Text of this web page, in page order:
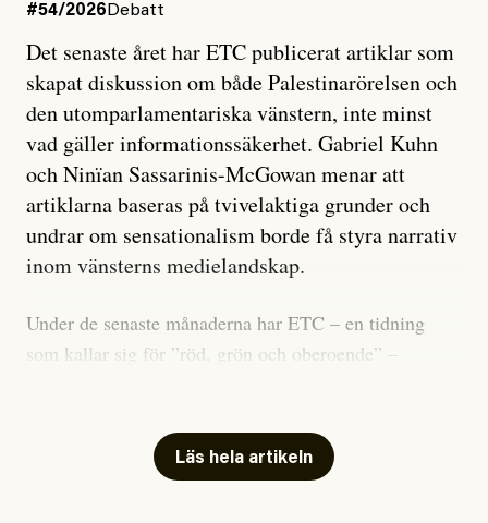
#54/2026 Debatt
Det senaste året har ETC publicerat artiklar som
skapat diskussion om både Palestinarörelsen och
den utomparlamentariska vänstern, inte minst
vad gäller informationssäkerhet. Gabriel Kuhn
och Ninïan Sassarinis-McGowan menar att
artiklarna baseras på tvivelaktiga grunder och
undrar om sensationalism borde få styra narrativ
inom vänsterns medielandskap.
Under de senaste månaderna har ETC – en tidning
som kallar sig för ”röd, grön och oberoende” –
skriver för? Vad betyder det att vara en ”röd, grön och
oberoende” tidning? Och vad är egentligen bra
Läs hela artikeln